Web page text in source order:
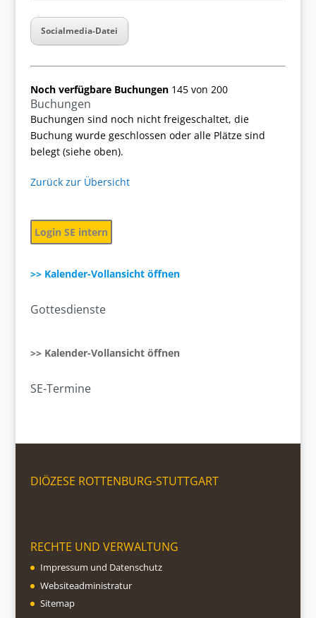
Socialmedia-Datei
Noch verfügbare Buchungen145 von 200
Buchungen
Buchungen sind noch nicht freigeschaltet, die
Buchung wurde geschlossen oder alle Plätze sind
belegt (siehe oben).
Zurück zur Übersicht
Login SE intern
>> Kalender-Vollansicht öffnen
Gottesdienste
>> Kalender-Vollansicht öffnen
SE-Termine
DIÖZESE ROTTENBURG-STUTTGART
RECHTE UND VERWALTUNG
Impressum und Datenschutz
Websiteadministratur
Sitemap